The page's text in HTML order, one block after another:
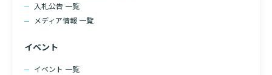
よくあるご質問
入札公告 一覧
メディア情報 一覧
イベント
イベント 一覧